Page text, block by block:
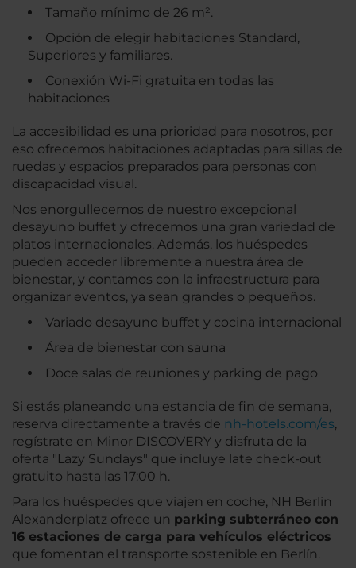
Tamaño mínimo de 26 m².
Opción de elegir habitaciones Standard,
Superiores y familiares.
Conexión Wi-Fi gratuita en todas las
habitaciones
La accesibilidad es una prioridad para nosotros, por
eso ofrecemos habitaciones adaptadas para sillas de
ruedas y espacios preparados para personas con
discapacidad visual.
Nos enorgullecemos de nuestro excepcional
desayuno buffet y ofrecemos una gran variedad de
platos internacionales. Además, los huéspedes
pueden acceder libremente a nuestra área de
bienestar, y contamos con la infraestructura para
organizar eventos, ya sean grandes o pequeños.
Variado desayuno buffet y cocina internacional
Área de bienestar con sauna
Doce salas de reuniones y parking de pago
Si estás planeando una estancia de fin de semana,
reserva directamente a través de nh-hotels.com/es,
regístrate en Minor DISCOVERY y disfruta de la
oferta "Lazy Sundays" que incluye late check-out
gratuito hasta las 17:00 h.
Para los huéspedes que viajen en coche, NH Berlin
Alexanderplatz ofrece un parking subterráneo con
16 estaciones de carga para vehículos eléctricos
que fomentan el transporte sostenible en Berlín.